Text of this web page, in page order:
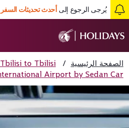
يُرجى الرجوع إلىأحدث تحديثات السفر
الصفحة الرئيسية
/
to Tbilisi
Airport by Sedan Car